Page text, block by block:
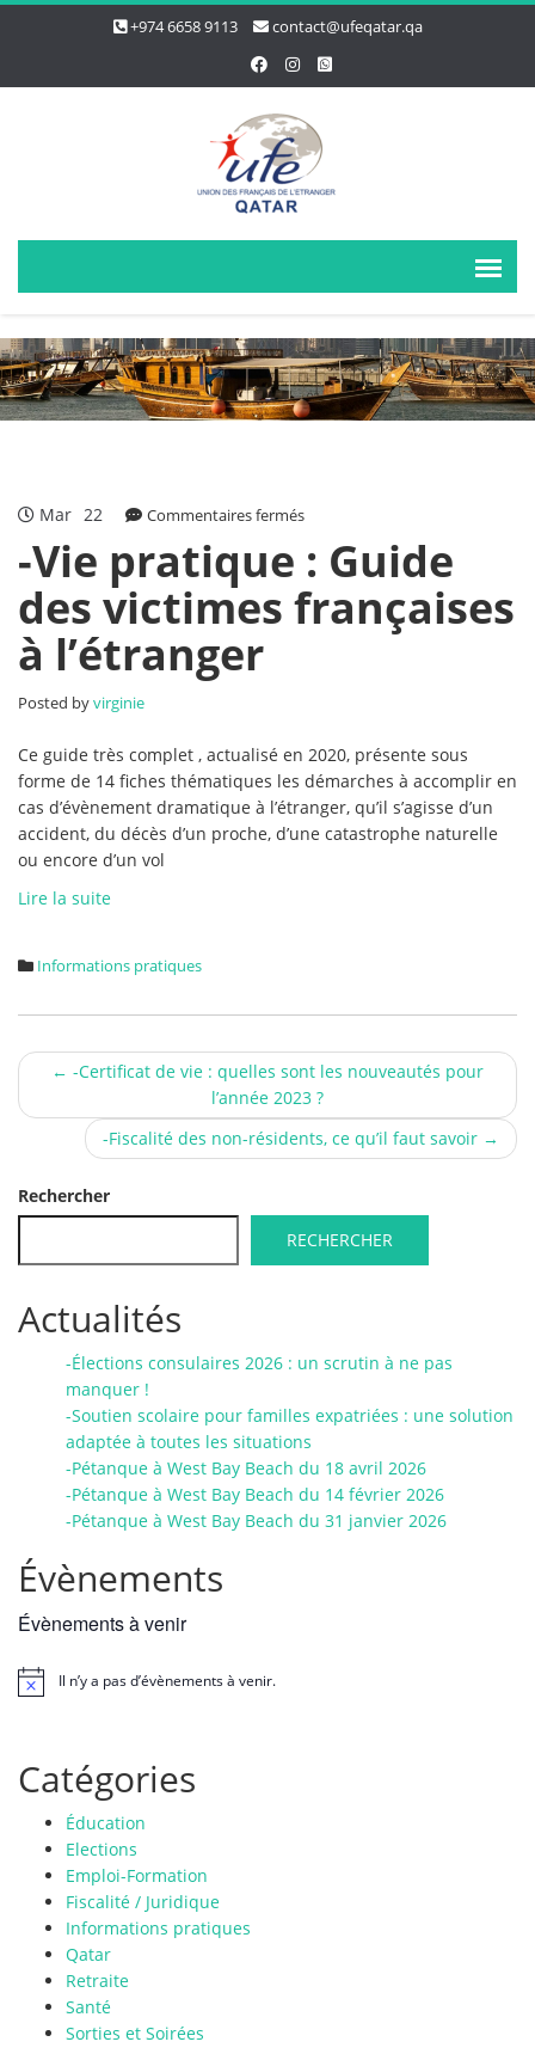
+974 6658 9113 contact@ufeqatar.qa
Mar 22 Commentaires ferméssur
Vie
pratique
l’étranger
-Vie pratique : Guide
des victimes françaises
à l’étranger
Posted byvirginie
Ce guide très complet , actualisé en 2020, présente sous
forme de 14 fiches thématiques les démarches à accomplir en
cas d’évènement dramatique à l’étranger, qu’il s’agisse d’un
accident, du décès d’un proche, d’une catastrophe naturelle
ou encore d’un vol
Lire la suite
Informations pratiques
Post
navigation
← -Certificat de vie : quelles sont les nouveautés pour
l’année 2023 ?
-Fiscalité des non-résidents, ce qu’il faut savoir →
Rechercher
RECHERCHER
Actualités
-Élections consulaires 2026 : un scrutin à ne pas
manquer !
-Soutien scolaire pour familles expatriées : une solution
adaptée à toutes les situations
-Pétanque à West Bay Beach du 18 avril 2026
-Pétanque à West Bay Beach du 14 février 2026
-Pétanque à West Bay Beach du 31 janvier 2026
Évènements
Évènements à venir
N
c
e
Il n’y a pas d’évènements à venir.
Catégories
Éducation
Elections
Emploi-Formation
Fiscalité / Juridique
Informations pratiques
Qatar
Retraite
Santé
Sorties et Soirées